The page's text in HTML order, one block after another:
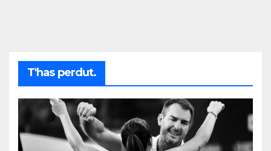
T'has perdut.